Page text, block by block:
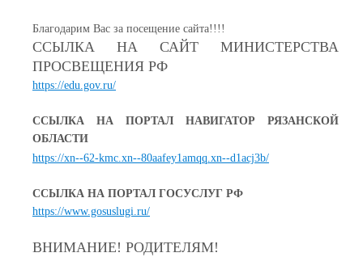
Благодарим Вас за посещение сайта!!!!
ССЫЛКА НА САЙТ МИНИСТЕРСТВА
ПРОСВЕЩЕНИЯ РФ
https://edu.gov.ru/
ССЫЛКА НА ПОРТАЛ НАВИГАТОР РЯЗАНСКОЙ
ОБЛАСТИ
https://xn--62-kmc.xn--80aafey1amqq.xn--d1acj3b/
ССЫЛКА НА ПОРТАЛ ГОСУСЛУГ РФ
https://www.gosuslugi.ru/
ВНИМАНИЕ! РОДИТЕЛЯМ!